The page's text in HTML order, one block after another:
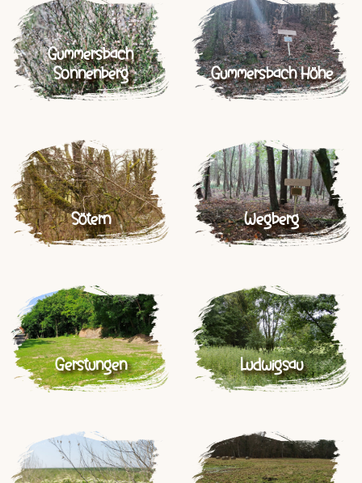
Gummersbach
Sonnenberg
Gummersbach Höhe
Sötern Wegberg
Gerstungen Ludwigsau